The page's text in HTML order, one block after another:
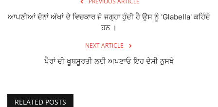
Giddarbaha
Sri Muktsar Sahib News
ਆਪਣੀਆਂ ਦੋਨਾਂ ਅੱਖਾਂ ਦੇ ਵਿਚਕਾਰ ਜੋ ਜਗ੍ਹਾ ਹੁੰਦੀ ਹੈ ਉਸ ਨੂੰ 'Glabella' ਕਹਿੰਦੇ
ਹਨ ।
NEXT ARTICLE
ਪੈਰਾਂ ਦੀ ਖੂਬਸੂਰਤੀ ਲਈ ਅਪਣਾਓ ਇਹ ਦੇਸੀ ਨੁਸਖੇ
RELATED POSTS